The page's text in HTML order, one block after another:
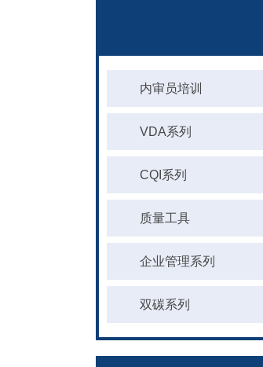
内审员培训
VDA系列
CQI系列
质量工具
企业管理系列
双碳系列